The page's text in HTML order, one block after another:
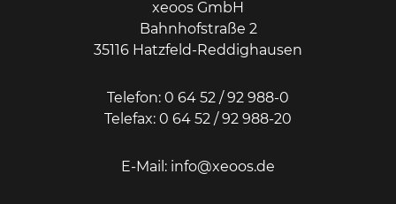
xeoos GmbH
Bahnhofstraße 2
35116 Hatzfeld-Reddighausen
Telefon: 0 64 52 / 92 988-0
Telefax: 0 64 52 / 92 988-20
E-Mail: info@xeoos.de